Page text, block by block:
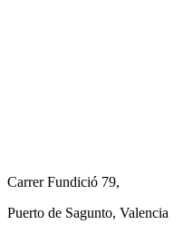
Carrer Fundició 79,
Puerto de Sagunto, Valencia